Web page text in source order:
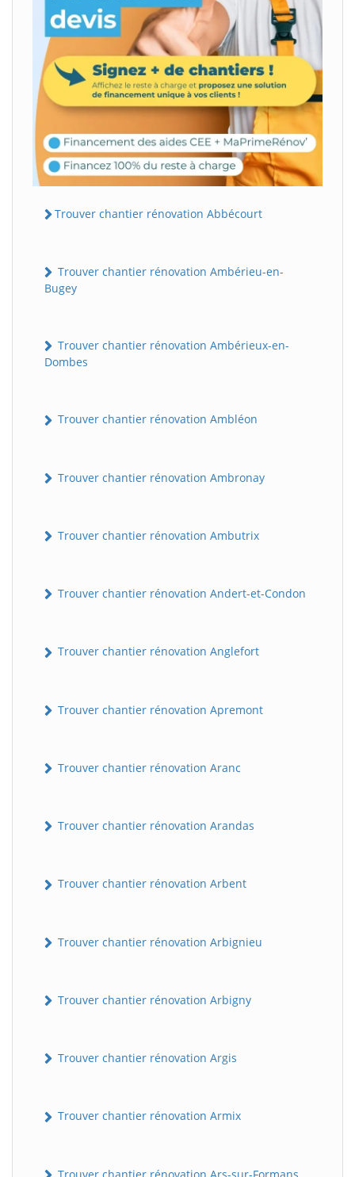
Trouver chantier rénovation Abbécourt
Trouver chantier rénovation Ambérieu-en-
Bugey
Trouver chantier rénovation Ambérieux-en-
Dombes
Trouver chantier rénovation Ambléon
Trouver chantier rénovation Ambronay
Trouver chantier rénovation Ambutrix
Trouver chantier rénovation Andert-et-Condon
Trouver chantier rénovation Anglefort
Trouver chantier rénovation Apremont
Trouver chantier rénovation Aranc
Trouver chantier rénovation Arandas
Trouver chantier rénovation Arbent
Trouver chantier rénovation Arbignieu
Trouver chantier rénovation Arbigny
Trouver chantier rénovation Argis
Trouver chantier rénovation Armix
Trouver chantier rénovation Ars-sur-Formans